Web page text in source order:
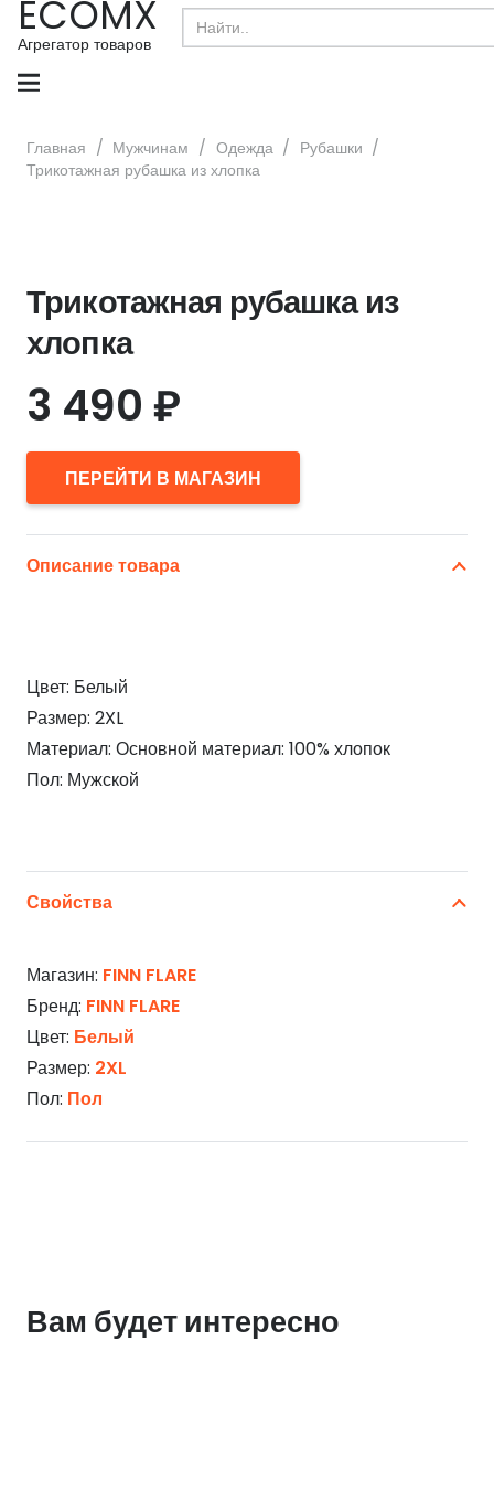
ECOMX
Агрегатор товаров
Search
for:
Главная / Мужчинам / Одежда / Рубашки /
Трикотажная рубашка из хлопка
Трикотажная рубашка из
хлопка
3 490 ₽
ПЕРЕЙТИ В МАГАЗИН
Описание товара
Цвет: Белый
Размер: 2XL
Материал: Основной материал: 100% хлопок
Пол: Мужской
Свойства
Магазин: FINN FLARE
Бренд: FINN FLARE
Цвет: Белый
Размер: 2XL
Пол: Пол
Вам будет интересно